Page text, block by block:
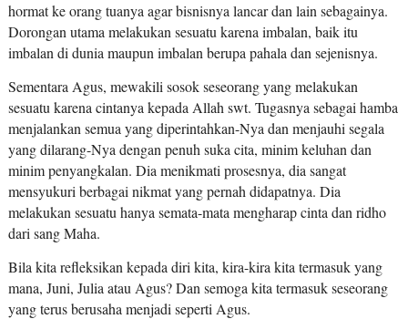
hormat ke orang tuanya agar bisnisnya lancar dan lain sebagainya.
Dorongan utama melakukan sesuatu karena imbalan, baik itu
imbalan di dunia maupun imbalan berupa pahala dan sejenisnya.
Sementara Agus, mewakili sosok seseorang yang melakukan
sesuatu karena cintanya kepada Allah swt. Tugasnya sebagai hamba
menjalankan semua yang diperintahkan-Nya dan menjauhi segala
yang dilarang-Nya dengan penuh suka cita, minim keluhan dan
minim penyangkalan. Dia menikmati prosesnya, dia sangat
mensyukuri berbagai nikmat yang pernah didapatnya. Dia
melakukan sesuatu hanya semata-mata mengharap cinta dan ridho
dari sang Maha.
Bila kita refleksikan kepada diri kita, kira-kira kita termasuk yang
mana, Juni, Julia atau Agus? Dan semoga kita termasuk seseorang
yang terus berusaha menjadi seperti Agus.